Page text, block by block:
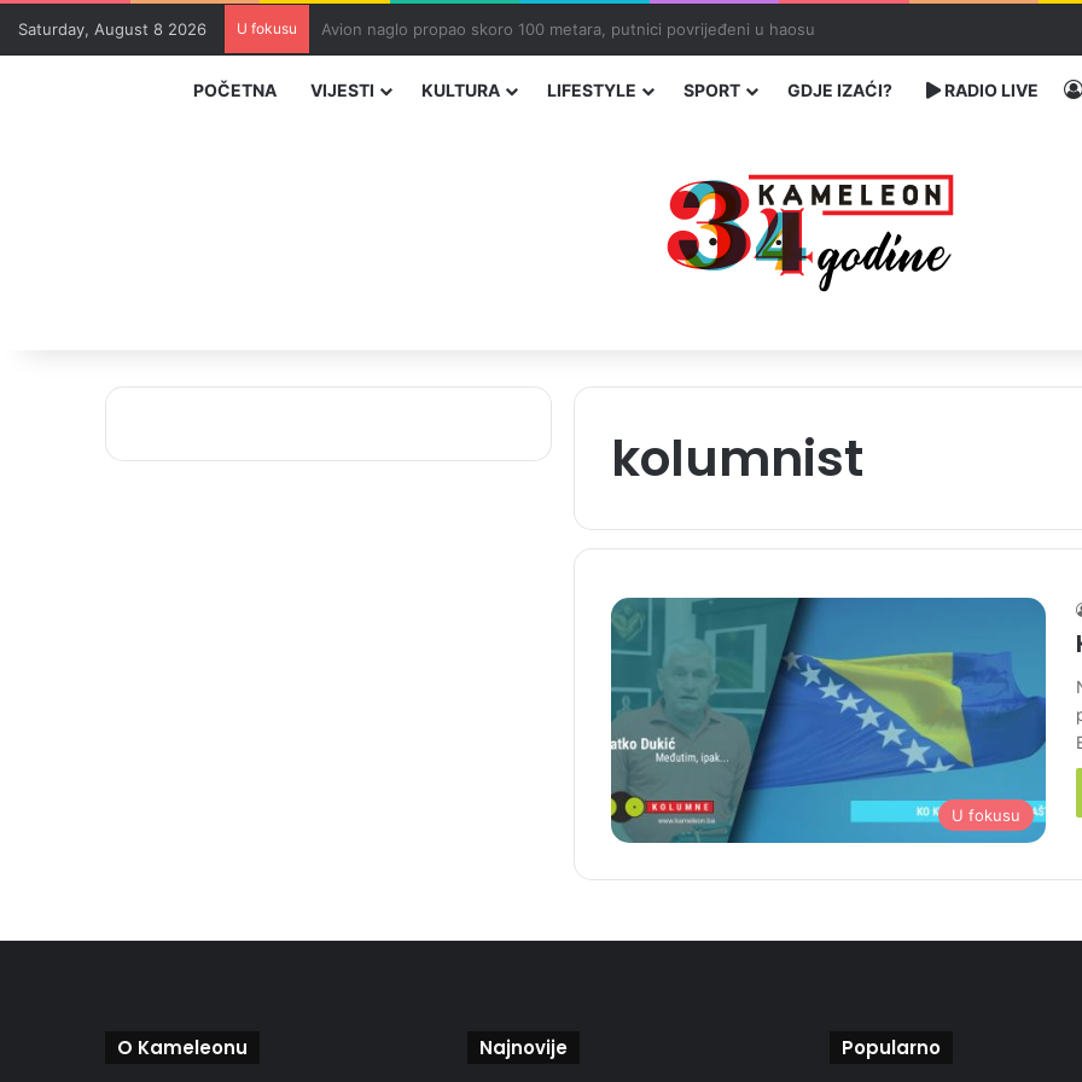
Saturday, August 8 2026 U fokusu Zvizdić, Magazinović i Kojović traže poseban status za Memorijalni centar Srebrenica
POČETNA VIJESTI KULTURA LIFESTYLE SPORT GDJE IZAĆI? RADIO LIVE
kolumnist
U fokusu
O Kameleonu Najnovije Popularno